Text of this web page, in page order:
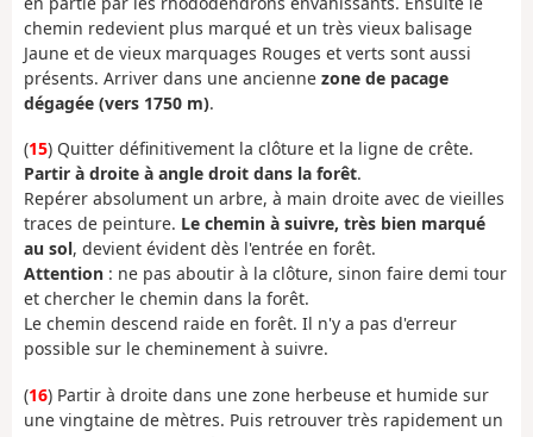
chemin redevient plus marqué et un très vieux balisage
Jaune et de vieux marquages Rouges et verts sont aussi
présents. Arriver dans une ancienne zone de pacage
dégagée (vers 1750 m).
(15) Quitter définitivement la clôture et la ligne de crête.
Partir à droite à angle droit dans la forêt.
Repérer absolument un arbre, à main droite avec de vieilles
traces de peinture. Le chemin à suivre, très bien marqué
au sol, devient évident dès l'entrée en forêt.
Attention : ne pas aboutir à la clôture, sinon faire demi tour
et chercher le chemin dans la forêt.
Le chemin descend raide en forêt. Il n'y a pas d'erreur
possible sur le cheminement à suivre.
(16) Partir à droite dans une zone herbeuse et humide sur
une vingtaine de mètres. Puis retrouver très rapidement un